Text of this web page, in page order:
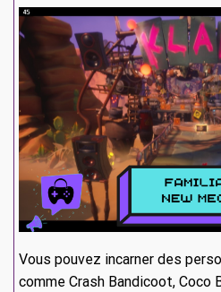
Vous pouvez incarner des
comme Crash Bandicoot, Coco